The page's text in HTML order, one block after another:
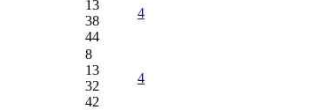
13
38
44
4
8
13
32
42
4